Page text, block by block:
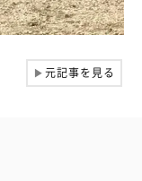
▶元記事を見る